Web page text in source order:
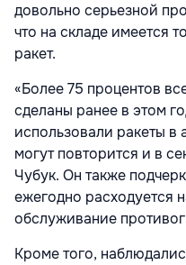
довольно серьезной
что на складе имеется
ракет.
«Более 75 процентов
сделаны ранее в этом
использовали ракеты
могут повторится и в
Чубук. Он также
ежегодно расходуется
обслуживание
Кроме того,